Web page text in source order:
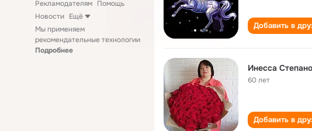
Рекламодателям Помощь
Новости Ещё
Мы применяем
рекомендательные технологии
Подробнее
Добавить в
Инесса
60 лет
Добавить в